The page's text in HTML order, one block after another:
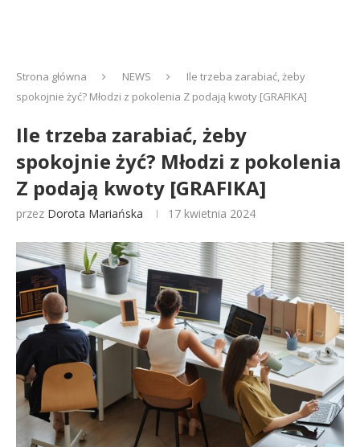
Strona główna NEWS
Ile trzeba zarabiać, żeby
spokojnie żyć? Młodzi z pokolenia Z podają kwoty [GRAFIKA]
Ile trzeba zarabiać, żeby
spokojnie żyć? Młodzi z pokolenia
Z podają kwoty [GRAFIKA]
przez Dorota Mariańska 17 kwietnia 2024